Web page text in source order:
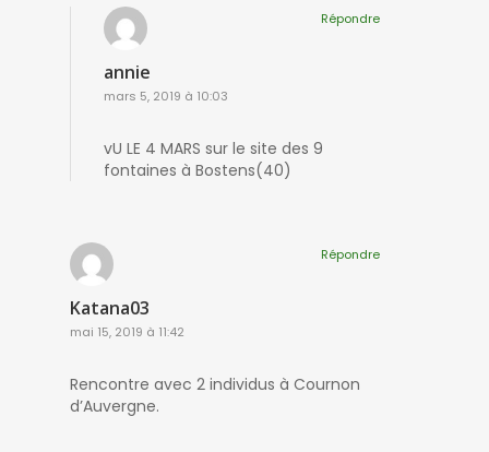
annie
mars 5, 2019 à 10:03
vU LE 4 MARS sur le site des 9
fontaines à Bostens(40)
Répondre
Katana03
mai 15, 2019 à 11:42
Rencontre avec 2 individus à Cournon
d’Auvergne.
Répondre